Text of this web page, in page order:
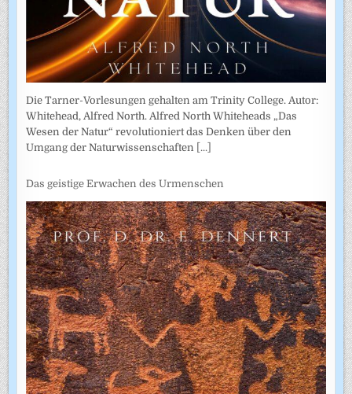
Die Tarner-Vorlesungen gehalten am Trinity College. Autor:
Whitehead, Alfred North. Alfred North Whiteheads „Das
Wesen der Natur“ revolutioniert das Denken über den
Umgang der Naturwissenschaften [...]
Das geistige Erwachen des Urmenschen